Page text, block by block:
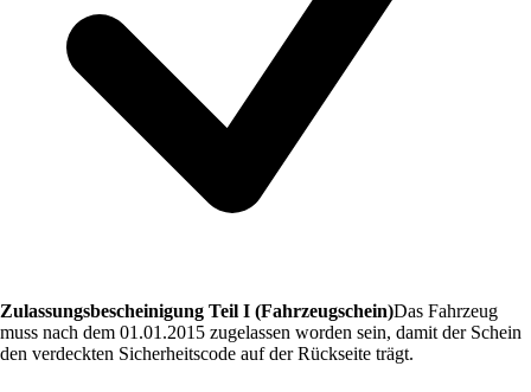
Zulassungsbescheinigung Teil I (Fahrzeugschein)Das Fahrzeug
muss nach dem 01.01.2015 zugelassen worden sein, damit der Schein
den verdeckten Sicherheitscode auf der Rückseite trägt.